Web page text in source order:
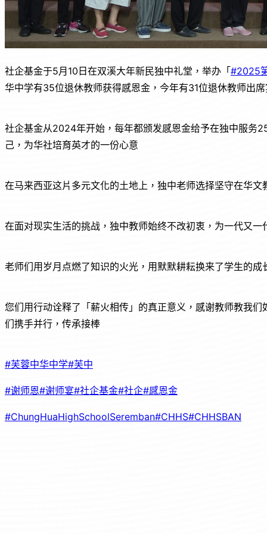
社企基金于5月10日在双溪大年新民独中礼堂，举办「#2025
华中学有35位退休教师获得感恩金，今年有31位退休教师出
社企基金从2024年开始，每年都颁发感恩金给予在独中服务
己，为华社培育英才的一份心意
在马来西亚这片多元文化的土地上，独中老师选择坚守在华
在面对现实生活的挑战，独中教师始终不改初衷，为一代又
老师们用岁月点燃了知识的火光，用默默耕耘换来了学生的
您们用行动诠释了「薪火相传」的真正意义，感谢教师教我
们携手并行，传承接棒
#芙蓉中华中学#芙中
#谢师恩#谢师宴#社企基金#社企#感恩金
#ChungHuaHighSchoolSeremban#CHHS#CHHSBAN